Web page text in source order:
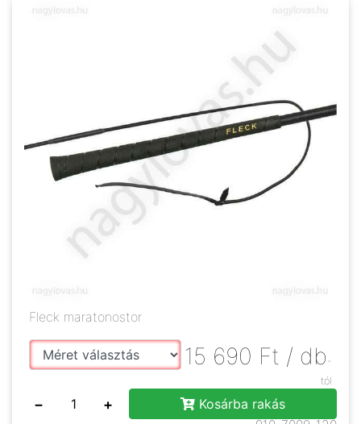
Fleck maratonostor
15 690 Ft / db -
tól
− +
Kosárba rakás